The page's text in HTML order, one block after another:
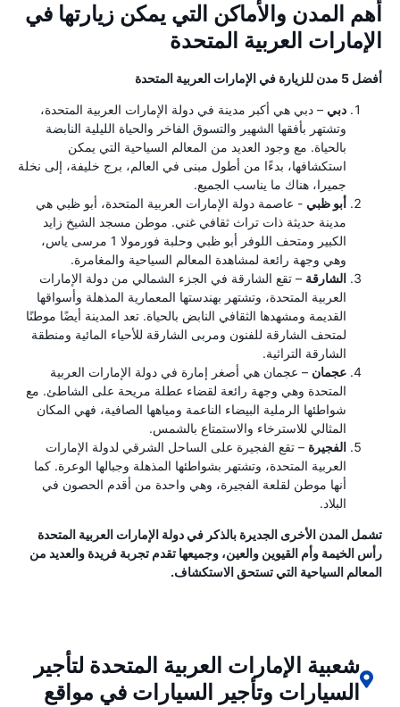
أهم المدن والأماكن التي يمكن زيارتها في
الإمارات العربية المتحدة
أفضل 5 مدن للزيارة في الإمارات العربية المتحدة
دبي – دبي هي أكبر مدينة في دولة الإمارات العربية المتحدة،
وتشتهر بأفقها الشهير والتسوق الفاخر والحياة الليلية النابضة
بالحياة. مع وجود العديد من المعالم السياحية التي يمكن
استكشافها، بدءًا من أطول مبنى في العالم، برج خليفة، إلى نخلة
جميرا، هناك ما يناسب الجميع.
أبو ظبي - عاصمة دولة الإمارات العربية المتحدة، أبو ظبي هي
مدينة حديثة ذات تراث ثقافي غني. موطن مسجد الشيخ زايد
الكبير ومتحف اللوفر أبو ظبي وحلبة فورمولا 1 مرسى ياس،
وهي وجهة رائعة لمشاهدة المعالم السياحية والمغامرة.
الشارقة – تقع الشارقة في الجزء الشمالي من دولة الإمارات
العربية المتحدة، وتشتهر بهندستها المعمارية المذهلة وأسواقها
القديمة ومشهدها الثقافي النابض بالحياة. تعد المدينة أيضًا موطنًا
لمتحف الشارقة للفنون ومربى الشارقة للأحياء المائية ومنطقة
الشارقة التراثية.
عجمان – عجمان هي أصغر إمارة في دولة الإمارات العربية
المتحدة وهي وجهة رائعة لقضاء عطلة مريحة على الشاطئ. مع
شواطئها الرملية البيضاء الناعمة ومياهها الصافية، فهي المكان
المثالي للاسترخاء والاستمتاع بالشمس.
الفجيرة – تقع الفجيرة على الساحل الشرقي لدولة الإمارات
العربية المتحدة، وتشتهر بشواطئها المذهلة وجبالها الوعرة. كما
أنها موطن لقلعة الفجيرة، وهي واحدة من أقدم الحصون في
البلاد.
تشمل المدن الأخرى الجديرة بالذكر في دولة الإمارات العربية المتحدة
رأس الخيمة وأم القيوين والعين، وجميعها تقدم تجربة فريدة والعديد من
المعالم السياحية التي تستحق الاستكشاف.
شعبية الإمارات العربية المتحدة لتأجير
السيارات وتأجير السيارات في مواقع